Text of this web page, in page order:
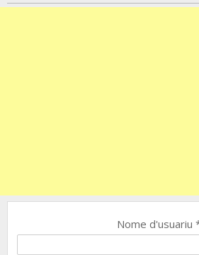
Nome d'usuariu